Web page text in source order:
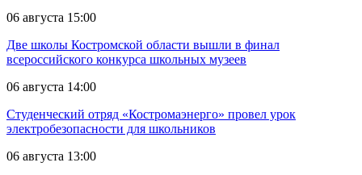
06 августа 15:00
Две школы Костромской области вышли в финал
всероссийского конкурса школьных музеев
06 августа 14:00
Студенческий отряд «Костромаэнерго» провел урок
электробезопасности для школьников
06 августа 13:00